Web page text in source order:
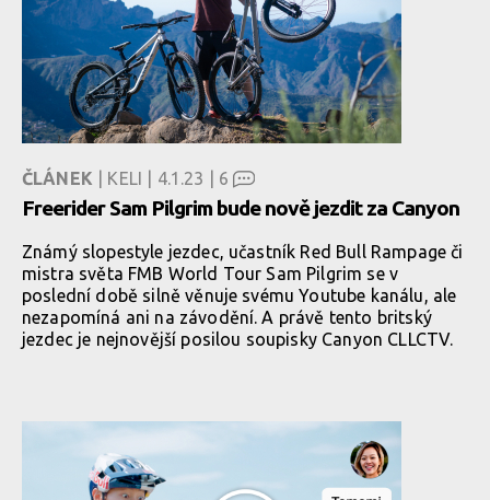
ČLÁNEK | KELI | 4.1.23 | 6
Freerider Sam Pilgrim bude nově jezdit za Canyon
Známý slopestyle jezdec, učastník Red Bull Rampage či
mistra světa FMB World Tour Sam Pilgrim se v
poslední době silně věnuje svému Youtube kanálu, ale
nezapomíná ani na závodění. A právě tento britský
jezdec je nejnovější posilou soupisky Canyon CLLCTV.